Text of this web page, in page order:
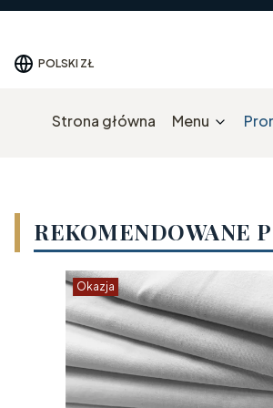
POLSKI ZŁ
Strona główna Menu
REKOMENDOWANE
Okazja